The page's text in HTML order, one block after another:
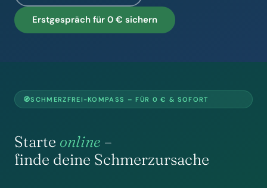
Erstgespräch für 0 € sichern
🧭SCHMERZFREI-KOMPASS – FÜR 0 € & SOFORT
Starte online –
finde deine Schmerzursache